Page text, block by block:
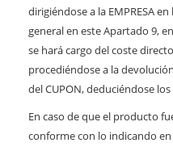
dirigiéndose a la EMPRESA
general en este Apartado 9,
se hará cargo del coste
procediéndose a la
del CUPON, deduciéndose
En caso de que el producto
conforme con lo indicando